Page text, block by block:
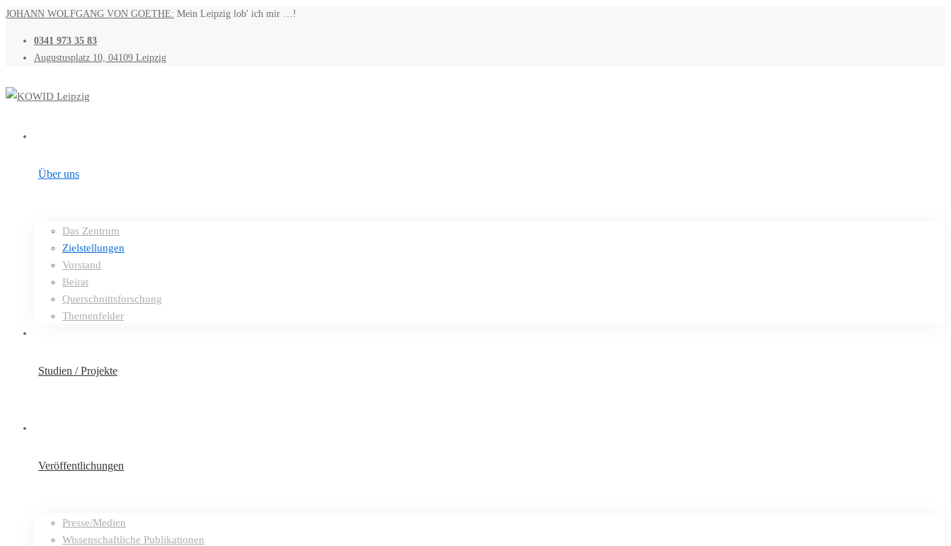
JOHANN WOLFGANG VON GOETHE: Mein Leipzig lob' ich mir …!
0341 973 35 83
Augustusplatz 10, 04109 Leipzig
Über uns
Das Zentrum
Zielstellungen
Vorstand
Beirat
Querschnittsforschung
Themenfelder
Studien / Projekte
Veröffentlichungen
Presse/Medien
Wissenschaftliche Publikationen